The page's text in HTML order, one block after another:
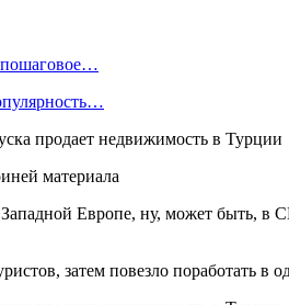
пошаговое…
материала
Европе, ну, может быть,
затем повезло поработать